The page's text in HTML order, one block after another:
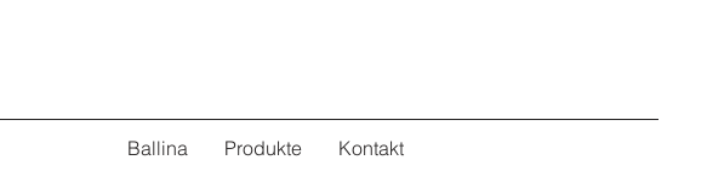
Ballina Produkte Kontakt